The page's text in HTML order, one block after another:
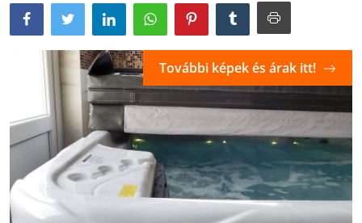
További képek és árak itt!